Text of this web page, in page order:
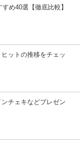
め40選【徹底比較】
ットの推移をチェッ
チェキなどプレゼン